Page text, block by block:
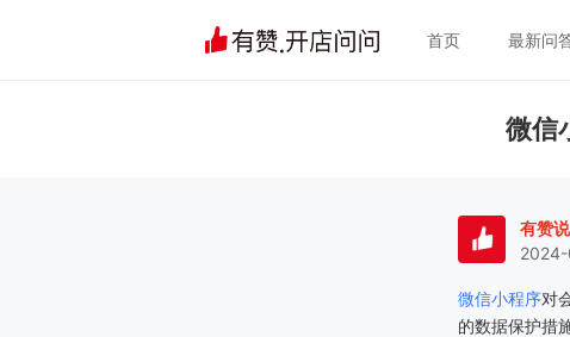
首页 最新问
微信
有赞说
微信小程序对
的数据保护措